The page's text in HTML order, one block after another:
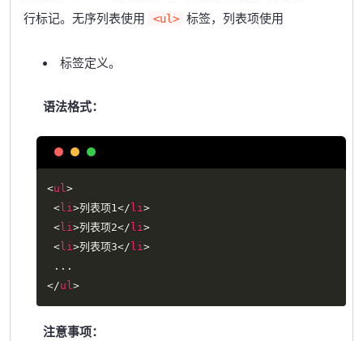
行标记。无序列表使用
<ul> 标签，列表项使用
标签定义。
语法格式：
<ul>
< li>列表项1</ li>
< li>列表项2</ li>
< li>列表项3</ li>
</ul>
注意事项：